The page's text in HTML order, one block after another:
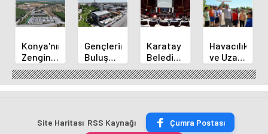
Konya'nın
Zengin
Mutfağı
GastroFest'te
Tanıtılacak
Gençlerin
Buluşma
Noktası
Talha
Bayrakçı
Yükseliyor
Karatay
Belediye
Başkanı
Kılca
Yeni
Açıkladı
Havacılık
ve Uzay
Yaz
Kursu
Başladı
Site Haritası RSS Kaynağı
Çumra Postası